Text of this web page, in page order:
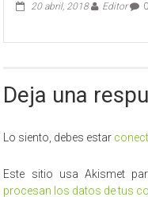
20 abril, 2018 Editor 0
Deja una
Lo siento, debes estar
Este sitio usa Akismet
procesan los datos de tus